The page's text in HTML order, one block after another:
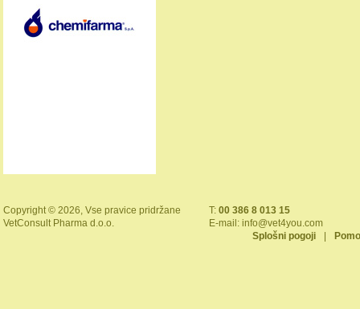
Copyright © 2026, Vse pravice pridržane
VetConsult Pharma d.o.o.
T: 00 386 8 013 15
E-mail: info@vet4you.com
Splošni pogoji